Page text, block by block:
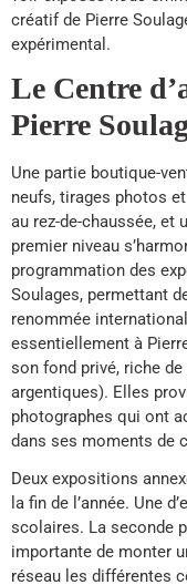
créatif de Pierre
expérimental.
Le Centre
Pierre
Une partie boutique-
neufs, tirages photos
au rez-de-chaussée, et
premier niveau
programmation des
Soulages, permettant
renommée
essentiellement à
son fond privé, riche
argentiques). Elles
photographes qui ont
dans ses moments de
Deux expositions
la fin de l’année. Une
scolaires. La seconde
importante de monter
réseau les différentes